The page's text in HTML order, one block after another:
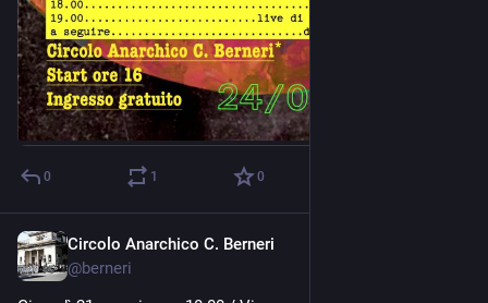
0 1 0
Circolo Anarchico C. Berneri
@berneri